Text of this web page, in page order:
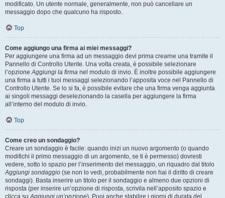
modificato. Un utente normale, generalmente, non può cancellare un
messaggio dopo che qualcuno ha risposto.
Top
Come aggiungo una firma ai miei messaggi?
Per aggiungere una firma ad un messaggio devi prima crearne una tramite il
Pannello di Controllo Utente. Una volta creata, è possibile selezionare
l’opzioneAggiungi la firma nel modulo di invio. È inoltre possibile aggiungere
una firma a tutti i tuoi messaggi selezionando l’apposita voce nel Pannello di
Controllo Utente. Se lo si fa, è possibile evitare che una firma venga aggiunta
ai singoli messaggi deselezionando la casella per aggiungere la firma
all’interno del modulo di invio.
Top
Come creo un sondaggio?
Creare un sondaggio è facile: quando inizi un nuovo argomento (o quando
modifichi il primo messaggio di un argomento, se ti è permesso) dovresti
vedere, sotto lo spazio per l’inserimento del messaggio, un riquadro dal titolo
Aggiungi sondaggio (se non lo vedi, probabilmente non hai il diritto di creare
sondaggi). Basta inserire un titolo per il sondaggio e almeno due opzioni di
risposta (per inserire un’opzione di risposta, scrivila nell’apposito spazio e
clicca suAggiungi un’opzione). Puoi anche stabilire i giorni di durata del